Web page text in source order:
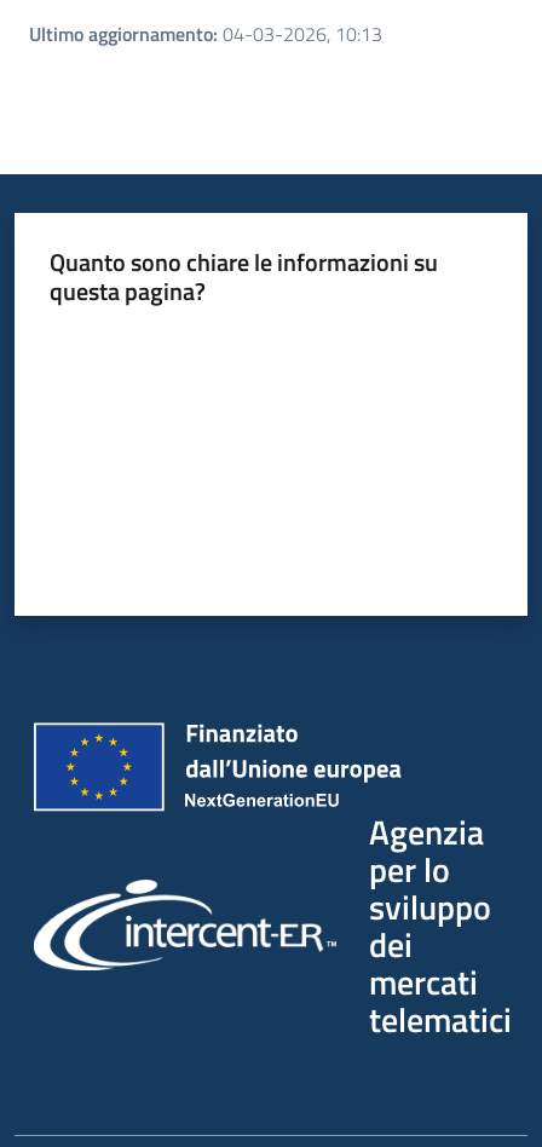
Ultimo aggiornamento: 04-03-2026, 10:13
Quanto sono chiare le informazioni su
questa pagina?
Agenzia
per lo
sviluppo
dei
mercati
telematici